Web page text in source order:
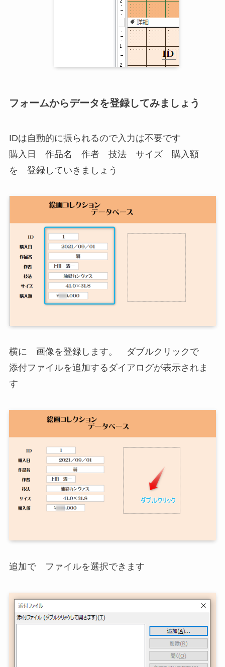
フォームからデータを登録してみましょう
IDは自動的に振られるので入力は不要です
購入日 作品名 作者 技法 サイズ 購入額
を 登録していきましょう
横に 画像を登録します。 ダブルクリックで
添付ファイルを追加するダイアログが表示されま
す
追加で ファイルを選択できます